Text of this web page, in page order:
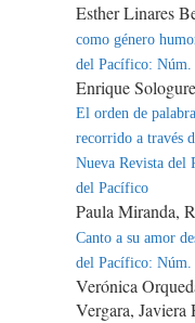
Esther Linares
como género
del Pacífico: Núm.
Enrique
El orden de
recorrido a través
Nueva Revista del
del Pacífico
Paula Miranda,
Canto a su amor
del Pacífico: Núm.
Verónica
Vergara, Javiera